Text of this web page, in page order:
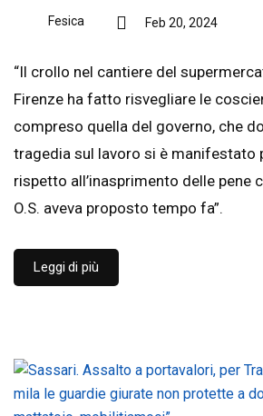
Fesica Feb 20, 2024
“Il crollo nel cantiere del
Firenze ha fatto risvegliare le
compreso quella del governo, che
tragedia sul lavoro si è manifestato
rispetto all’inasprimento delle pene
O.S. aveva proposto tempo fa”.
Leggi di più